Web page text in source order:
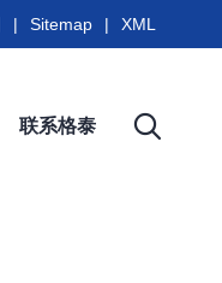
联系格泰
| Sitemap | XML